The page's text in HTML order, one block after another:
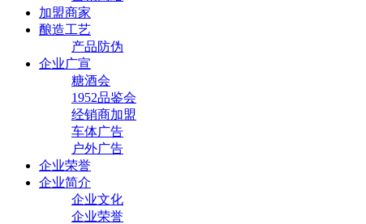
加盟商家
酿造工艺
产品防伪
企业广宣
糖酒会
1952品鉴会
经销商加盟
车体广告
户外广告
企业荣誉
企业简介
企业文化
企业荣誉